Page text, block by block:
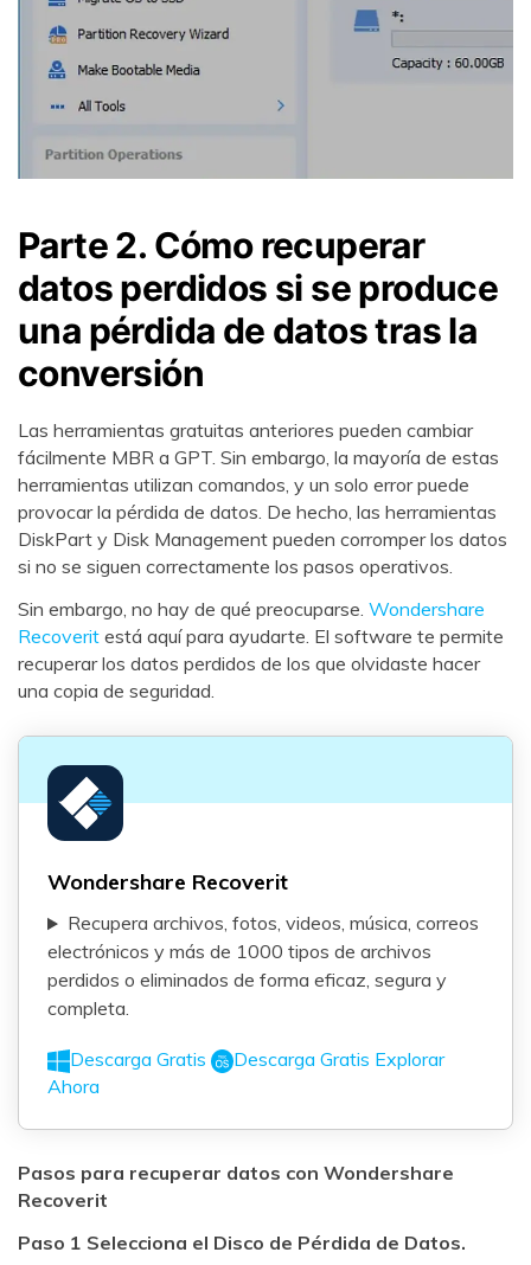
Parte 2. Cómo recuperar
datos perdidos si se produce
una pérdida de datos tras la
conversión
Las herramientas gratuitas anteriores pueden cambiar
fácilmente MBR a GPT. Sin embargo, la mayoría de estas
herramientas utilizan comandos, y un solo error puede
provocar la pérdida de datos. De hecho, las herramientas
DiskPart y Disk Management pueden corromper los datos
si no se siguen correctamente los pasos operativos.
Sin embargo, no hay de qué preocuparse. Wondershare
Recoverit está aquí para ayudarte. El software te permite
recuperar los datos perdidos de los que olvidaste hacer
una copia de seguridad.
Wondershare Recoverit
Recupera archivos, fotos, videos, música, correos
electrónicos y más de 1000 tipos de archivos
perdidos o eliminados de forma eficaz, segura y
completa.
Descarga Gratis Descarga Gratis Explorar
Ahora
Pasos para recuperar datos con Wondershare
Recoverit
Paso 1 Selecciona el Disco de Pérdida de Datos.